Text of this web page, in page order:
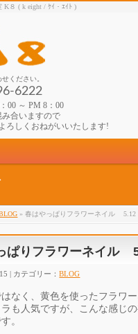
K８ ( k eight / ｹｲ・ｴｲﾄ )
ください。
6222
00 ～ PM 8：00
合いますので
ろしくおねがいいたします!
» 春はやっぱりフラワーネイル
ぱりフラワーネイ
| カテゴリー：BLOG
なく、黄色を使ったフラワ
も人気ですが、
こんな感じ
。